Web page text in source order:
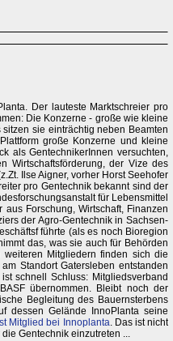
Der lauteste Marktschreier pro
Die Konzerne - große wie kleine
sie einträchtig neben Beamten
große Konzerne und kleine
als GentechnikerInnen versuchten,
Wirtschaftsförderung, der Vize des
Ilse Aigner, vorher Horst Seehofer
pro Gentechnik bekannt sind der
für Lebensmittel
Forschung, Wirtschaft, Finanzen
der Agro-Gentechnik in Sachsen-
führte (als es noch Bioregion
das, was sie auch für Behörden
Mitgliedern finden sich die
Standort Gatersleben entstanden
schnell Schluss: Mitgliedsverband
übernommen. Bleibt noch der
Begleitung des Bauernsterbens
dessen Gelände InnoPlanta seine
Mitglied bei Innoplanta. Das ist nicht
Gentechnik einzutreten ...